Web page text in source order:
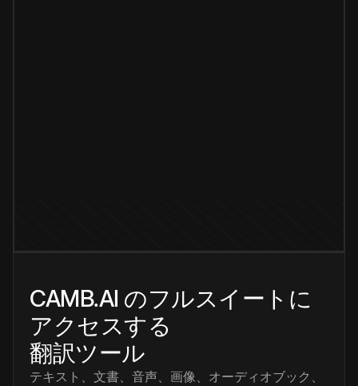
CAMB.AI のフルスイートに
アクセスする
翻訳ツール
テキスト、文書、音声、画像、オーディオブック、